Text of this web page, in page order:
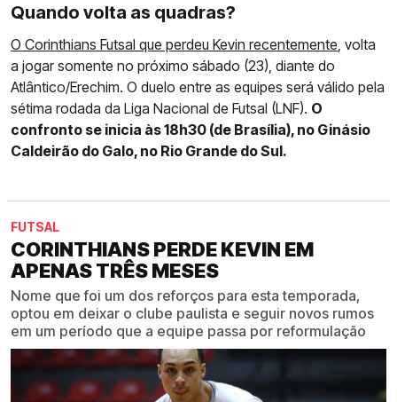
Quando volta as quadras?
O Corinthians Futsal que perdeu Kevin recentemente , volta
a jogar somente no próximo sábado (23), diante do
Atlântico/Erechim. O duelo entre as equipes será válido pela
sétima rodada da Liga Nacional de Futsal (LNF). O
confronto se inicia às 18h30 (de Brasília), no Ginásio
Caldeirão do Galo, no Rio Grande do Sul.
FUTSAL
CORINTHIANS PERDE KEVIN EM
APENAS TRÊS MESES
Nome que foi um dos reforços para esta temporada,
optou em deixar o clube paulista e seguir novos rumos
em um período que a equipe passa por reformulação